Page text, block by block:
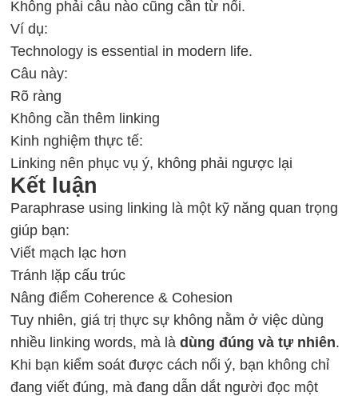
Không phải câu nào cũng cần từ nối.
Ví dụ:
Technology is essential in modern life.
Câu này:
Rõ ràng
Không cần thêm linking
Kinh nghiệm thực tế:
Linking nên phục vụ ý, không phải ngược lại
Kết luận
Paraphrase using linking là một kỹ năng quan trọng
giúp bạn:
Viết mạch lạc hơn
Tránh lặp cấu trúc
Nâng điểm Coherence & Cohesion
Tuy nhiên, giá trị thực sự không nằm ở việc dùng
nhiều linking words, mà làdùng đúng và tự nhiên.
Khi bạn kiểm soát được cách nối ý, bạn không chỉ
đang viết đúng, mà đang dẫn dắt người đọc một